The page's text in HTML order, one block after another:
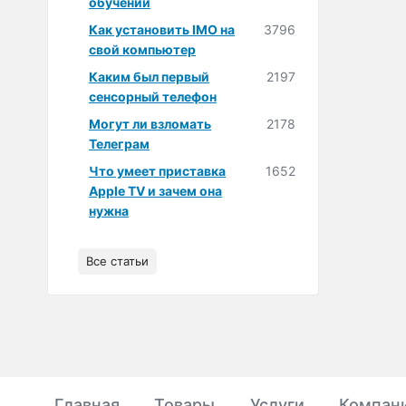
Как установить IMO на
свой компьютер
3796
Каким был первый
сенсорный телефон
2197
Могут ли взломать
Телеграм
2178
Что умеет приставка
Apple TV и зачем она
нужна
1652
Все статьи